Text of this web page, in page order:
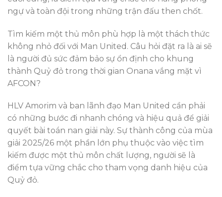
ngự và toàn đội trong những trận đấu then chốt.
Tìm kiếm một thủ môn phù hợp là một thách thức
không nhỏ đối với Man United. Câu hỏi đặt ra là ai sẽ
là người đủ sức đảm bảo sự ổn định cho khung
thành Quỷ đỏ trong thời gian Onana vắng mặt vì
AFCON?
HLV Amorim và ban lãnh đạo Man United cần phải
có những bước đi nhanh chóng và hiệu quả để giải
quyết bài toán nan giải này. Sự thành công của mùa
giải 2025/26 một phần lớn phụ thuộc vào việc tìm
kiếm được một thủ môn chất lượng, người sẽ là
điểm tựa vững chắc cho tham vọng danh hiệu của
Quỷ đỏ.